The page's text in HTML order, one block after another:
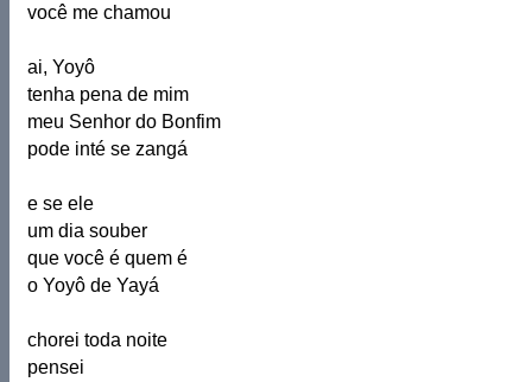
você me chamou
ai, Yoyô
tenha pena de mim
meu Senhor do Bonfim
pode inté se zangá
e se ele
um dia souber
que você é quem é
o Yoyô de Yayá
chorei toda noite
pensei